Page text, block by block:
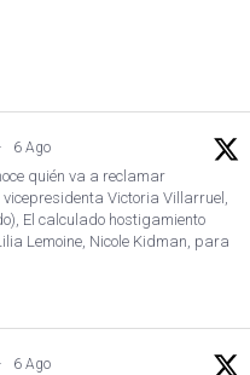
· 6 Ago
quién va a reclamar
Victoria Villarruel,
El calculado hostigamiento
Lemoine, Nicole Kidman, para
· 6 Ago